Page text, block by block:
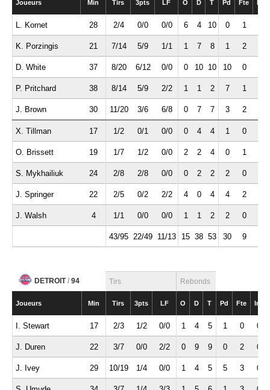
Joueurs Min Tirs 3pts LF O D T Pd Fte Int
L. Kornet 28 2/4 0/0 0/0 6 4 10 0 1
K. Porzingis 21 7/14 5/9 1/1 1 7 8 1 2
D. White 37 8/20 6/12 0/0 0 10 10 10 0
P. Pritchard 38 8/14 5/9 2/2 1 1 2 7 1
J. Brown 30 11/20 3/6 6/8 0 7 7 3 2
X. Tillman 17 1/2 0/1 0/0 0 4 4 1 0
O. Brissett 19 1/7 1/2 0/0 2 2 4 0 1
S. Mykhailiuk 24 2/8 2/8 0/0 0 2 2 2 0
J. Springer 22 2/5 0/2 2/2 4 0 4 4 2
J. Walsh 4 1/1 0/0 0/0 1 1 2 2 0
43/95 22/49 11/13 15 38 53 30 9
DETROIT / 94 Tirs Rebonds
Joueurs Min Tirs 3pts LF O D T Pd Fte Int
I. Stewart 17 2/3 1/2 0/0 1 4 5 1 0 0
J. Duren 22 3/7 0/0 2/2 0 9 9 0 2 0
J. Ivey 29 10/19 1/4 0/0 1 4 5 5 3 0